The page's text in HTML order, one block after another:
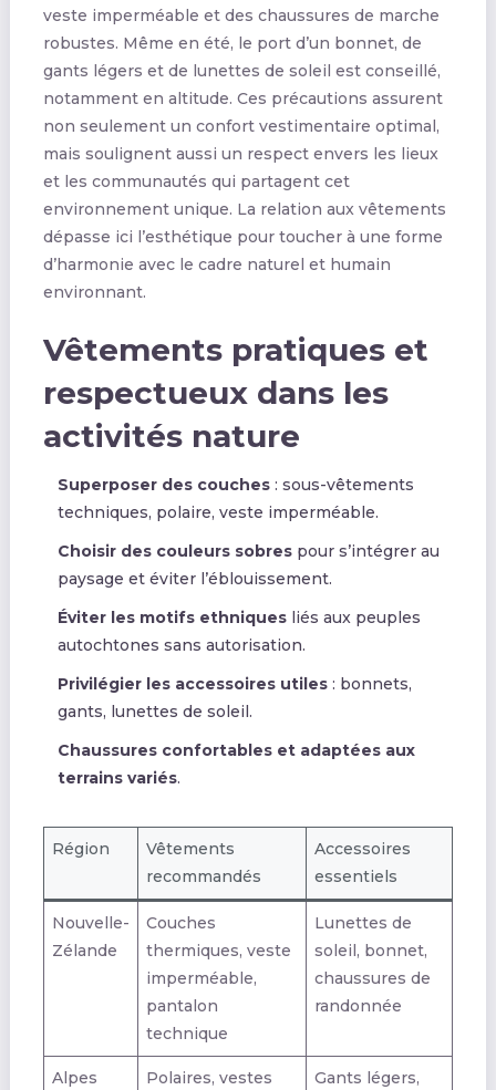
veste imperméable et des chaussures de marche
robustes. Même en été, le port d’un bonnet, de
gants légers et de lunettes de soleil est conseillé,
notamment en altitude. Ces précautions assurent
non seulement un confort vestimentaire optimal,
mais soulignent aussi un respect envers les lieux
et les communautés qui partagent cet
environnement unique. La relation aux vêtements
dépasse ici l’esthétique pour toucher à une forme
d’harmonie avec le cadre naturel et humain
environnant.
Vêtements pratiques et
respectueux dans les
activités nature
Superposer des couches: sous-vêtements
techniques, polaire, veste imperméable.
Choisir des couleurs sobrespour s’intégrer au
paysage et éviter l’éblouissement.
Éviter les motifs ethniquesliés aux peuples
autochtones sans autorisation.
Privilégier les accessoires utiles: bonnets,
gants, lunettes de soleil.
Chaussures confortables et adaptées aux
terrains variés.
Région
Vêtements
recommandés
Accessoires
essentiels
Nouvelle-
Zélande
Couches
thermiques, veste
imperméable,
pantalon
technique
Lunettes de
soleil, bonnet,
chaussures de
randonnée
Alpes
Polaires, vestes
Gants légers,